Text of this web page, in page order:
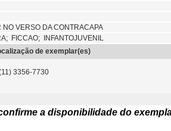
NO VERSO DA CONTRACAPA
FICCAO; INFANTOJUVENIL
de exemplar(es)
3356-7730
a disponibilidade do